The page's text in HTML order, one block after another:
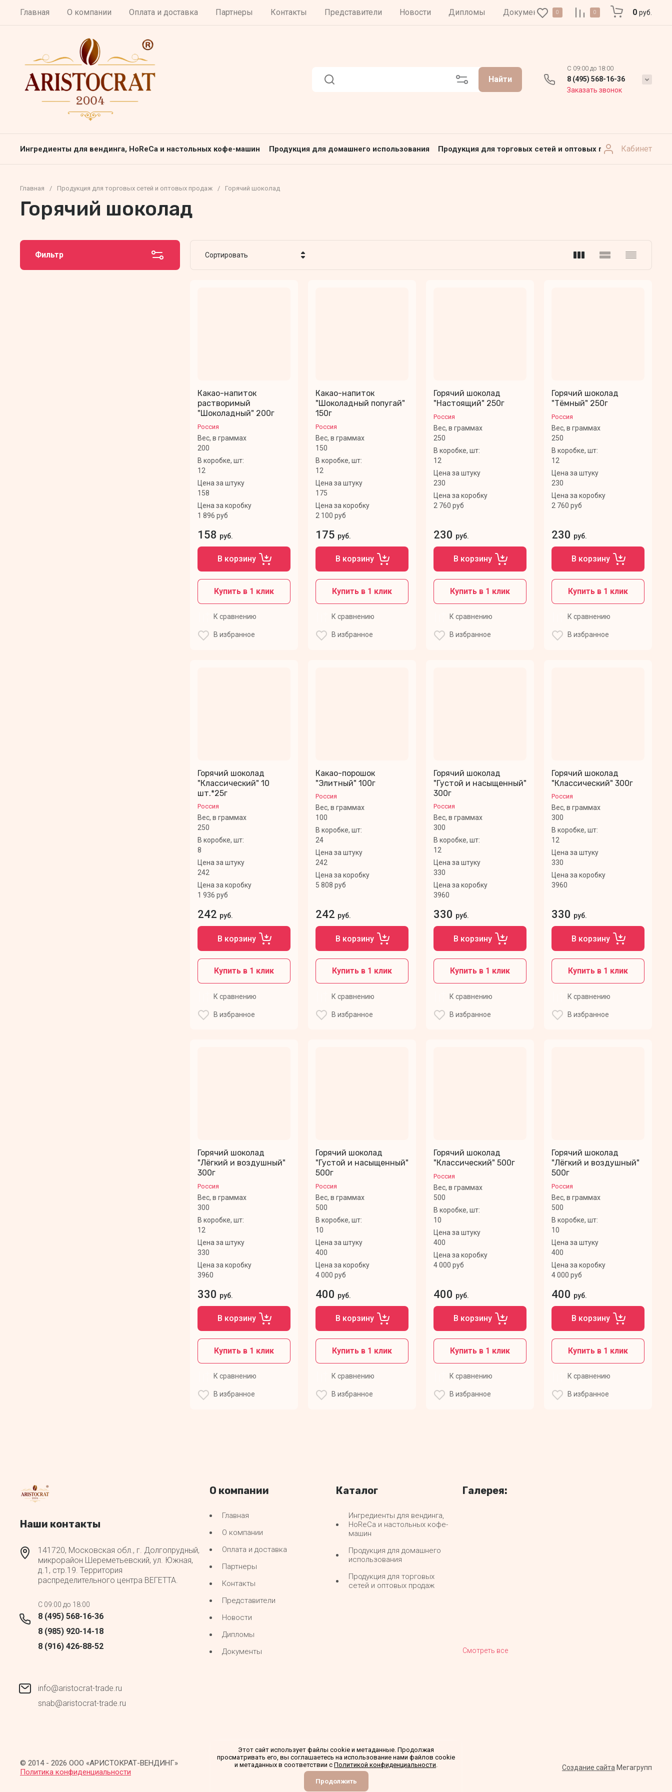
Главная О компании Оплата и доставка Партнеры Контакты Представители Новости Дипломы Документы 0 0 0 руб.
Найти
C 09:00 до 18:00
8 (495) 568-16-36
Заказать звонок
Ингредиенты для вендинга, HoReCa и настольных кофе-машин Продукция для домашнего использования Продукция для торговых сетей и оптовых продажКабинет
Главная / Продукция для торговых сетей и оптовых продаж / Горячий шоколад
Горячий шоколад
Фильтр Сортировать
Какао-напиток
растворимый
"Шоколадный" 200г
Россия
Вес, в граммах
200
В коробке, шт:
12
Цена за штуку
158
Цена за коробку
1 896 руб
158 руб.
В корзину
Купить в 1 клик
К сравнению
В избранное
Какао-напиток
"Шоколадный попугай"
150г
Россия
Вес, в граммах
150
В коробке, шт:
12
Цена за штуку
175
Цена за коробку
2 100 руб
175 руб.
В корзину
Купить в 1 клик
К сравнению
В избранное
Горячий шоколад
"Настоящий" 250г
Россия
Вес, в граммах
250
В коробке, шт:
12
Цена за штуку
230
Цена за коробку
2 760 руб
230 руб.
В корзину
Купить в 1 клик
К сравнению
В избранное
Горячий шоколад
"Тёмный" 250г
Россия
Вес, в граммах
250
В коробке, шт:
12
Цена за штуку
230
Цена за коробку
2 760 руб
230 руб.
В корзину
Купить в 1 клик
К сравнению
В избранное
Горячий шоколад
"Классический" 10
шт.*25г
Россия
Вес, в граммах
250
В коробке, шт:
8
Цена за штуку
242
Цена за коробку
1 936 руб
242 руб.
В корзину
Купить в 1 клик
К сравнению
В избранное
Какао-порошок
"Элитный" 100г
Россия
Вес, в граммах
100
В коробке, шт:
24
Цена за штуку
242
Цена за коробку
5 808 руб
242 руб.
В корзину
Купить в 1 клик
К сравнению
В избранное
Горячий шоколад
"Густой и насыщенный"
300г
Россия
Вес, в граммах
300
В коробке, шт:
12
Цена за штуку
330
Цена за коробку
3960
330 руб.
В корзину
Купить в 1 клик
К сравнению
В избранное
Горячий шоколад
"Классический" 300г
Россия
Вес, в граммах
300
В коробке, шт:
12
Цена за штуку
330
Цена за коробку
3960
330 руб.
В корзину
Купить в 1 клик
К сравнению
В избранное
Горячий шоколад
"Лёгкий и воздушный"
300г
Россия
Вес, в граммах
300
В коробке, шт:
12
Цена за штуку
330
Цена за коробку
3960
330 руб.
В корзину
Купить в 1 клик
К сравнению
В избранное
Горячий шоколад
"Густой и насыщенный"
500г
Россия
Вес, в граммах
500
В коробке, шт:
10
Цена за штуку
400
Цена за коробку
4 000 руб
400 руб.
В корзину
Купить в 1 клик
К сравнению
В избранное
Горячий шоколад
"Классический" 500г
Россия
Вес, в граммах
500
В коробке, шт:
10
Цена за штуку
400
Цена за коробку
4 000 руб
400 руб.
В корзину
Купить в 1 клик
К сравнению
В избранное
Горячий шоколад
"Лёгкий и воздушный"
500г
Россия
Вес, в граммах
500
В коробке, шт:
10
Цена за штуку
400
Цена за коробку
4 000 руб
400 руб.
В корзину
Купить в 1 клик
К сравнению
В избранное
Наши контакты
141720, Московская обл., г. Долгопрудный,
микрорайон Шереметьевский, ул. Южная,
д.1, стр.19. Территория
распределительного центра ВЕГЕТТА.
C 09:00 до 18:00
8 (495) 568-16-36
8 (985) 920-14-18
8 (916) 426-88-52
info@aristocrat-trade.ru
snab@aristocrat-trade.ru
О компании
Главная
О компании
Оплата и доставка
Партнеры
Контакты
Представители
Новости
Дипломы
Документы
Каталог
Ингредиенты для вендинга,
HoReCa и настольных кофе-
машин
Продукция для домашнего
использования
Продукция для торговых
сетей и оптовых продаж
Галерея:
Смотреть все
© 2014 - 2026 ООО «АРИСТОКРАТ-ВЕНДИНГ»
Политика конфиденциальности
Создание сайта Мегагрупп
Этот сайт использует файлы cookie и метаданные. Продолжая
просматривать его, вы соглашаетесь на использование нами файлов cookie
и метаданных в соответствии с Политикой конфиденциальности.
Продолжить